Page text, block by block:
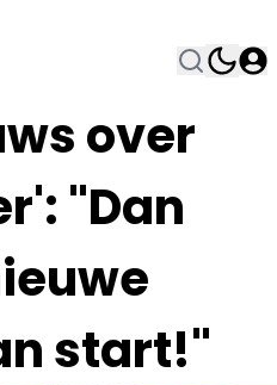
over
"Dan
start!"